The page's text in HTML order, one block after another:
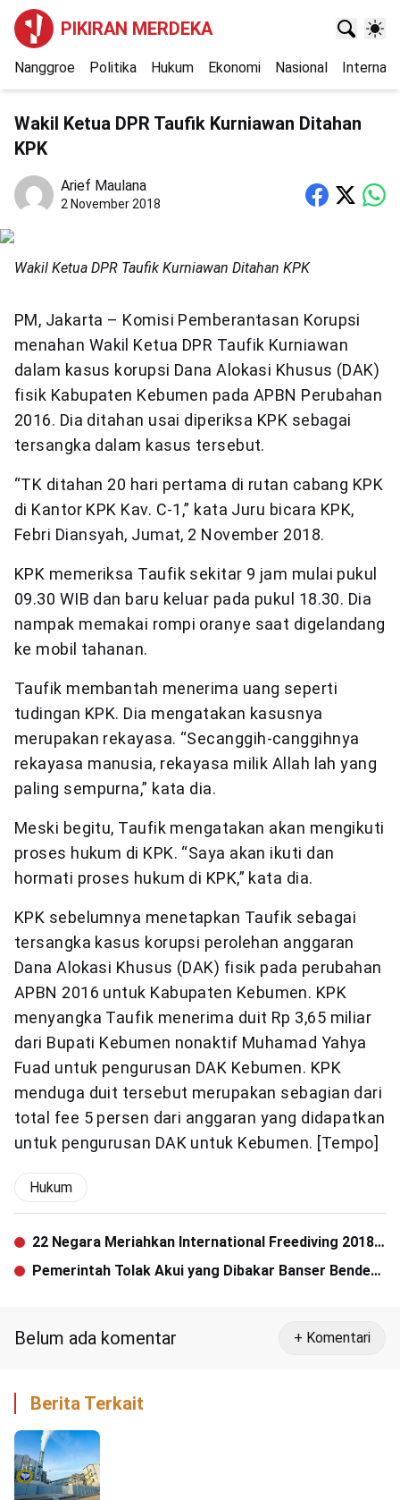
PIKIRAN MERDEKA
Nanggroe Politika Hukum Ekonomi Nasional
Wakil Ketua DPR Taufik Kurniawan Ditahan
KPK
Arief Maulana
2 November 2018
Wakil Ketua DPR Taufik Kurniawan Ditahan KPK
PM, Jakarta – Komisi Pemberantasan Korupsi
menahan Wakil Ketua DPR Taufik Kurniawan
dalam kasus korupsi Dana Alokasi Khusus (DAK)
fisik Kabupaten Kebumen pada APBN Perubahan
2016. Dia ditahan usai diperiksa KPK sebagai
tersangka dalam kasus tersebut.
“TK ditahan 20 hari pertama di rutan cabang KPK
di Kantor KPK Kav. C-1,” kata Juru bicara KPK,
Febri Diansyah, Jumat, 2 November 2018.
KPK memeriksa Taufik sekitar 9 jam mulai pukul
09.30 WIB dan baru keluar pada pukul 18.30. Dia
nampak memakai rompi oranye saat digelandang
ke mobil tahanan.
Taufik membantah menerima uang seperti
tudingan KPK. Dia mengatakan kasusnya
merupakan rekayasa. “Secanggih-canggihnya
rekayasa manusia, rekayasa milik Allah lah yang
paling sempurna,” kata dia.
Meski begitu, Taufik mengatakan akan mengikuti
proses hukum di KPK. “Saya akan ikuti dan
hormati proses hukum di KPK,” kata dia.
KPK sebelumnya menetapkan Taufik sebagai
tersangka kasus korupsi perolehan anggaran
Dana Alokasi Khusus (DAK) fisik pada perubahan
APBN 2016 untuk Kabupaten Kebumen. KPK
menyangka Taufik menerima duit Rp 3,65 miliar
dari Bupati Kebumen nonaktif Muhamad Yahya
Fuad untuk pengurusan DAK Kebumen. KPK
menduga duit tersebut merupakan sebagian dari
total fee 5 persen dari anggaran yang didapatkan
untuk pengurusan DAK untuk Kebumen. [Tempo]
Hukum
22 Negara Meriahkan International Freediving 2018
di Sabang
Pemerintah Tolak Akui yang Dibakar Banser Bendera
Belum ada komentar + Komentari
Berita Terkait